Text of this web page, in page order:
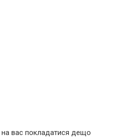
вас покладатися дещо